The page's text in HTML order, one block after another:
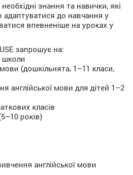
знання та навички, які
до навчання у
впевненіше на уроках у
запрошує на:
школи
(дошкільнята, 1–11 класи,
англійської мови для дітей 1–2
класів
років)
англійської мови